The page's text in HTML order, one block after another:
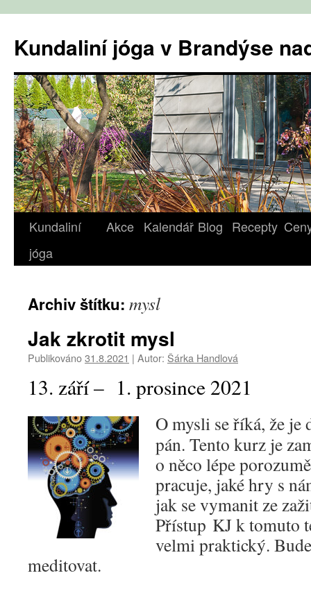
obsahu
webu
Kundaliní jóga v Brandýse
Kundaliní
jóga
Akce Kalendář Blog Recepty
Archiv štítku: mysl
Jak zkrotit mysl
Publikováno31.8.2021 | Autor: Šárka Handlová
13. září – 1. prosince 2021
O mysli se říká, že je
pán. Tento kurz je
o něco lépe
pracuje, jaké hry s
jak se vymanit ze
Přístup KJ k tomuto
velmi praktický.
meditovat.